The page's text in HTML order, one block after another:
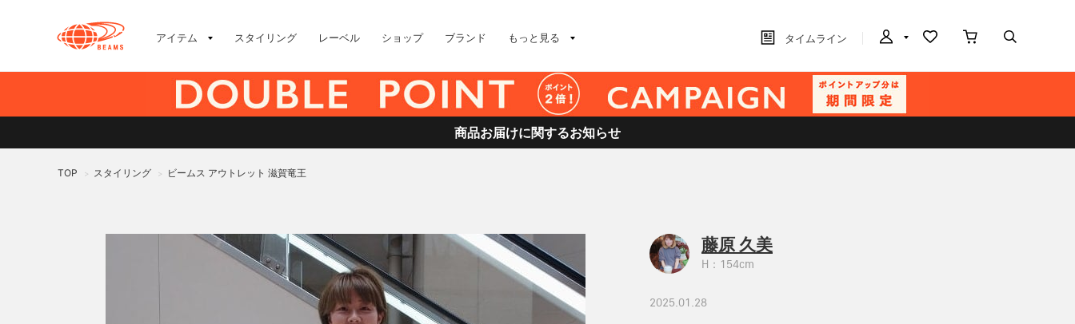
アイテム スタイリング レーベル ショップ ブランド もっと見る タイムライン
商品お届けに関するお知らせ
TOP > スタイリング > ビームス アウトレット 滋賀竜王
藤原 久美
H：154cm
2025.01.28